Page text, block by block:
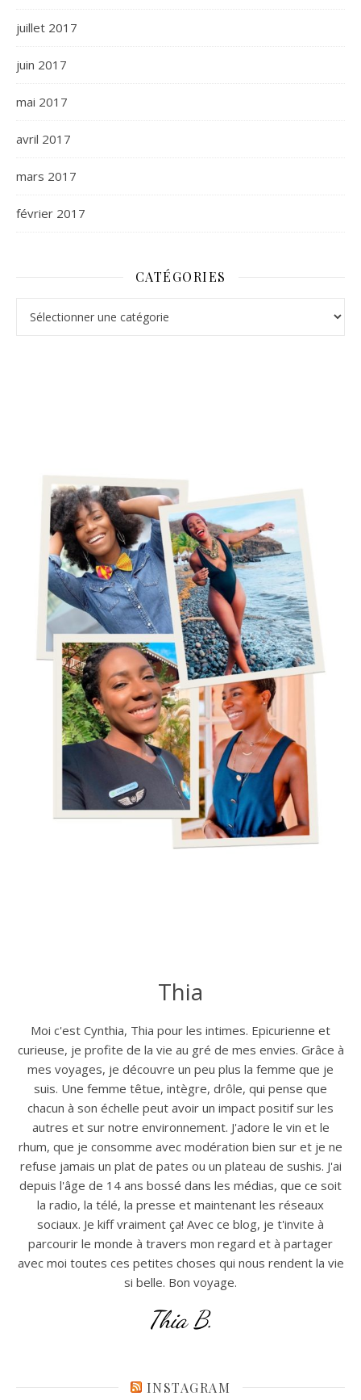
juillet 2017
juin 2017
mai 2017
avril 2017
mars 2017
février 2017
CATÉGORIES
Thia
Moi c'est Cynthia, Thia pour les intimes. Epicurienne et
curieuse, je profite de la vie au gré de mes envies. Grâce à
mes voyages, je découvre un peu plus la femme que je
suis. Une femme têtue, intègre, drôle, qui pense que
chacun à son échelle peut avoir un impact positif sur les
autres et sur notre environnement. J'adore le vin et le
rhum, que je consomme avec modération bien sur et je ne
refuse jamais un plat de pates ou un plateau de sushis. J'ai
depuis l'âge de 14 ans bossé dans les médias, que ce soit
la radio, la télé, la presse et maintenant les réseaux
sociaux. Je kiff vraiment ça! Avec ce blog, je t'invite à
parcourir le monde à travers mon regard et à partager
avec moi toutes ces petites choses qui nous rendent la vie
si belle. Bon voyage.
Thia B.
INSTAGRAM